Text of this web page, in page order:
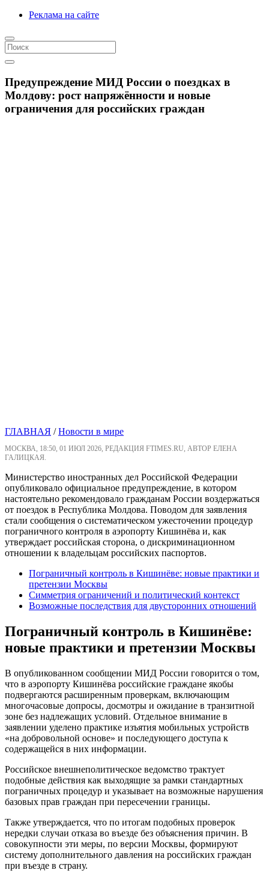
Реклама на сайте
Предупреждение МИД России о поездках в
Молдову: рост напряжённости и новые
ограничения для российских граждан
ГЛАВНАЯ /Новости в мире
МОСКВА, 18:50, 01 ИЮЛ 2026, РЕДАКЦИЯ FTIMES.RU, АВТОР ЕЛЕНА
ГАЛИЦКАЯ.
Министерство иностранных дел Российской Федерации
опубликовало официальное предупреждение, в котором
настоятельно рекомендовало гражданам России воздержаться
от поездок в Республика Молдова. Поводом для заявления
стали сообщения о систематическом ужесточении процедур
пограничного контроля в аэропорту Кишинёва и, как
утверждает российская сторона, о дискриминационном
отношении к владельцам российских паспортов.
Пограничный контроль в Кишинёве: новые практики и
претензии Москвы
Симметрия ограничений и политический контекст
Возможные последствия для двусторонних отношений
Пограничный контроль в Кишинёве:
новые практики и претензии Москвы
В опубликованном сообщении МИД России говорится о том,
что в аэропорту Кишинёва российские граждане якобы
подвергаются расширенным проверкам, включающим
многочасовые допросы, досмотры и ожидание в транзитной
зоне без надлежащих условий. Отдельное внимание в
заявлении уделено практике изъятия мобильных устройств
«на добровольной основе» и последующего доступа к
содержащейся в них информации.
Российское внешнеполитическое ведомство трактует
подобные действия как выходящие за рамки стандартных
пограничных процедур и указывает на возможные нарушения
базовых прав граждан при пересечении границы.
Также утверждается, что по итогам подобных проверок
нередки случаи отказа во въезде без объяснения причин. В
совокупности эти меры, по версии Москвы, формируют
систему дополнительного давления на российских граждан
при въезде в страну.